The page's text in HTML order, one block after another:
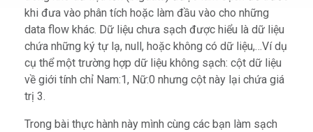
khi đưa vào phân tích hoặc làm đầu vào cho những
data flow khác. Dữ liệu chưa sạch được hiểu là dữ liệu
chứa những ký tự lạ, null, hoặc không có dữ liệu,…Ví dụ
cụ thể một trường hợp dữ liệu không sạch: cột dữ liệu
về giới tính chỉ Nam:1, Nữ:0 nhưng cột này lại chứa giá
trị 3.
Trong bài thực hành này mình cùng các bạn làm sạch